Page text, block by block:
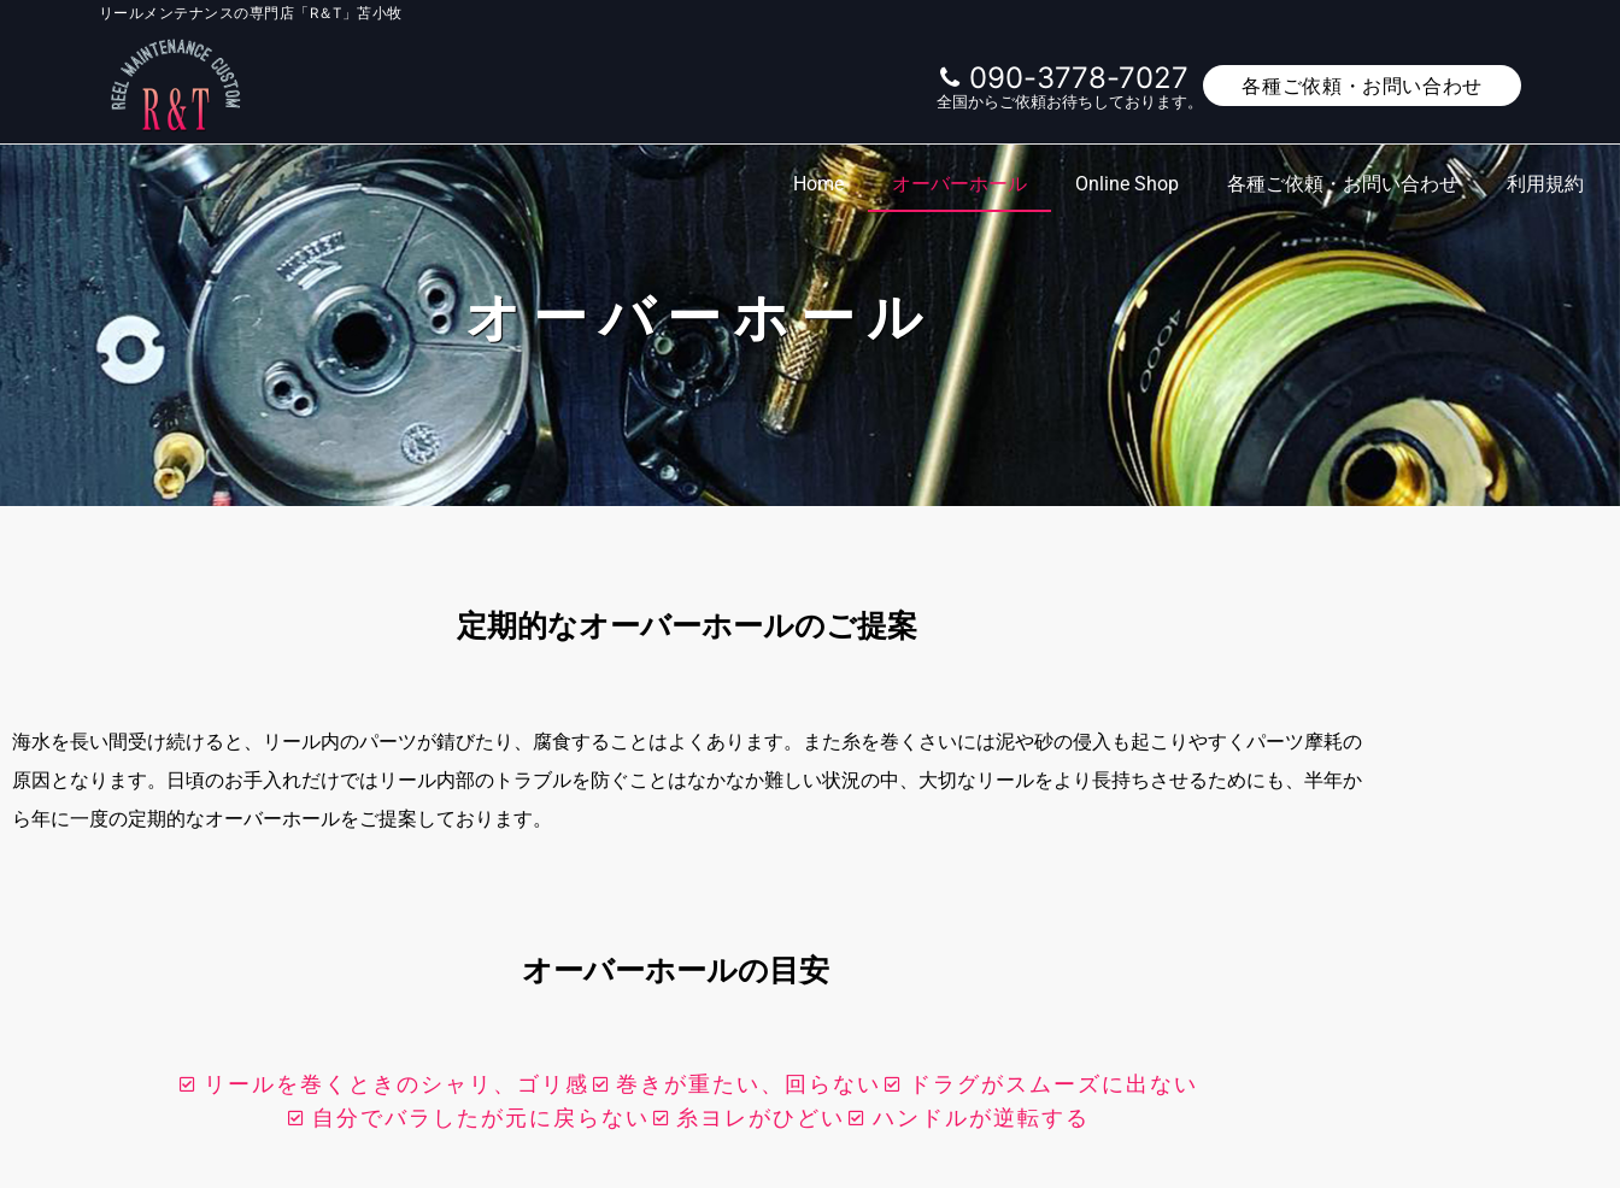
リールメンテナンスの専門店「R＆T」苫小牧
090-3778-7027
全国からご依頼お待ちしております。
各種ご依頼・お問い合わせ
Home オーバーホール Online Shop 各種ご依頼・お問い合わせ 利用規約
オーバーホール
定期的なオーバーホールのご提案
海水を長い間受け続けると、リール内のパーツが錆びたり、腐食することはよくあります。また糸を巻くさいには泥や砂の侵入も起こりやすくパーツ摩耗の
原因となります。日頃のお手入れだけではリール内部のトラブルを防ぐことはなかなか難しい状況の中、大切なリールをより長持ちさせるためにも、半年か
ら年に一度の定期的なオーバーホールをご提案しております。
オーバーホールの目安
リールを巻くときのシャリ、ゴリ感 巻きが重たい、回らない
ドラグがスムーズに出ない
自分でバラしたが元に戻らない
糸ヨレがひどい ハンドルが逆転する